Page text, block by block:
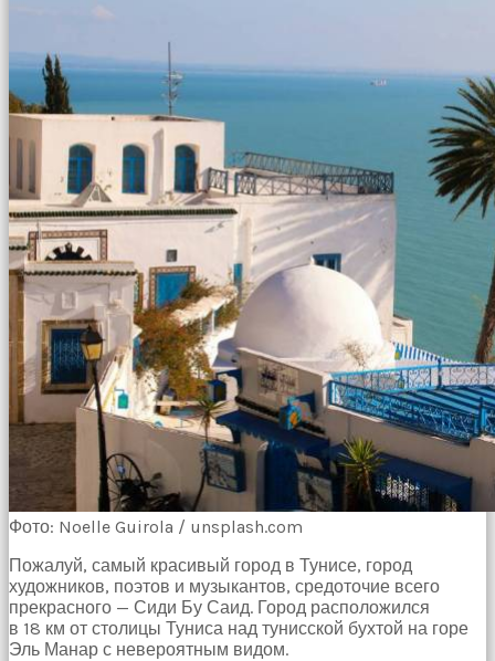
Фото: Noelle Guirola / unsplash.com
Пожалуй, самый красивый город в Тунисе, город
художников, поэтов и музыкантов, средоточие всего
прекрасного — Сиди Бу Саид. Город расположился
в 18 км от столицы Туниса над тунисской бухтой на горе
Эль Манар с невероятным видом.